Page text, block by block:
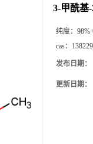
3-甲酰基
纯度：
cas：
发布日期：
更新日期：